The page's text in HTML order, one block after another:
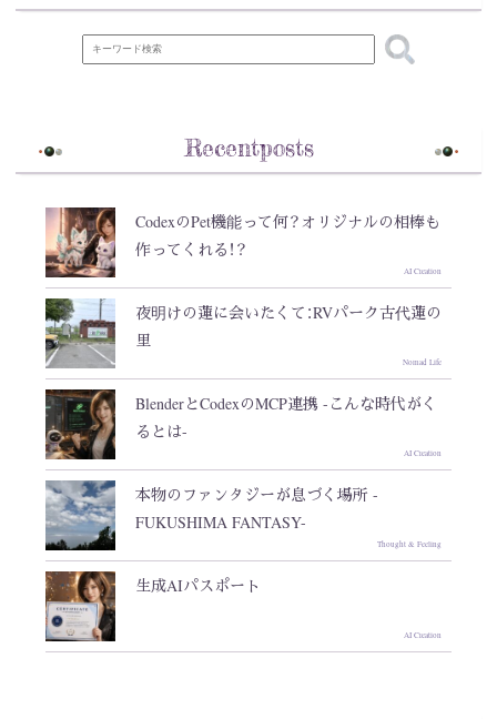
Recentposts
CodexのPet機能って何？オリジナルの相棒も
作ってくれる！？
AI Creation
夜明けの蓮に会いたくて：RVパーク古代蓮の
里
Nomad Life
BlenderとCodexのMCP連携 -こんな時代がく
るとは-
AI Creation
本物のファンタジーが息づく場所 -
FUKUSHIMA FANTASY-
Thought & Feeling
生成AIパスポート
AI Creation